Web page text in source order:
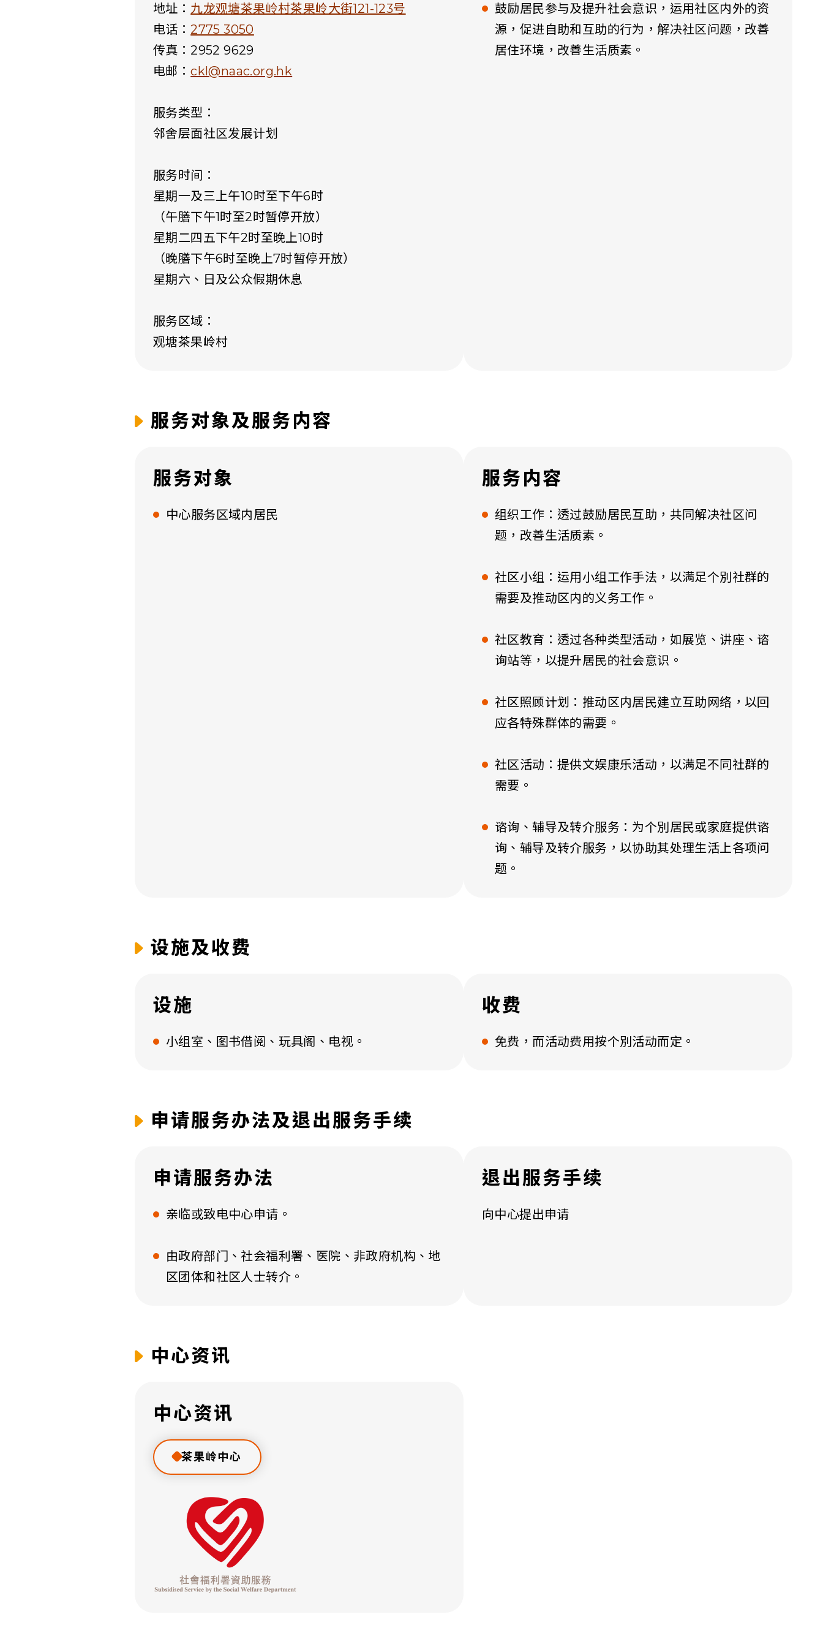
地址： 九龙观塘茶果岭村茶果岭大街121-123号
电话： 2775 3050
传真： 2952 9629
电邮：ckl@naac.org.hk
服务类型：
邻舍层面社区发展计划
服务时间：
星期一及三上午10时至下午6时
（午膳下午1时至2时暂停开放）
星期二四五下午2时至晚上10时
（晚膳下午6时至晚上7时暂停开放）
星期六、日及公众假期休息
服务区域 ：
观塘茶果岭村
鼓励居民参与及提升社会意识，运用社区内外的资
源，促进自助和互助的行为，解决社区问题，改善
居住环境，改善生活质素。
服务对象及服务内容
服务对象
中心服务区域内居民
服务内容
组织工作：透过鼓励居民互助，共同解决社区问
题，改善生活质素。
社区小组：运用小组工作手法，以满足个別社群的
需要及推动区内的义务工作。
社区教育：透过各种类型活动，如展览、讲座、谘
询站等，以提升居民的社会意识。
社区照顾计划：推动区内居民建立互助网络，以回
应各特殊群体的需要。
社区活动：提供文娱康乐活动，以满足不同社群的
需要。
谘询、辅导及转介服务：为个別居民或家庭提供谘
询、辅导及转介服务，以协助其处理生活上各项问
题。
设施及收费
设施
小组室、图书借阅、玩具阁、电视。
收费
免费，而活动费用按个別活动而定。
申请服务办法及退出服务手续
申请服务办法
亲临或致电中心申请。
由政府部门、社会福利署、医院、非政府机构、地
区团体和社区人士转介。
退出服务手续
向中心提出申请
中心资讯
中心资讯
茶果岭中心